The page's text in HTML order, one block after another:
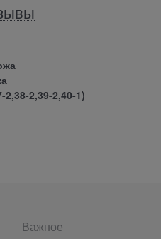
2,39-2,40-1)
Важное